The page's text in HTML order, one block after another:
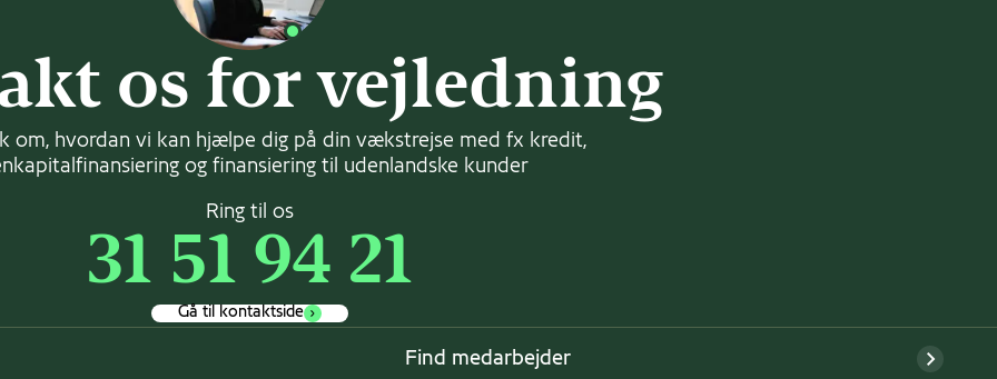
os for vejledning
om, hvordan vi kan hjælpe dig på din vækstrejse med fx kredit,
og finansiering til udenlandske kunder
Ring til os
31 51 94 21
Gå til kontaktside
Find medarbejder